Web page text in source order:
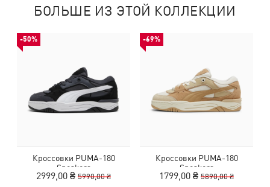
БОЛЬШЕ ИЗ ЭТОЙ КОЛЛЕКЦИИ
-50%
Кроссовки PUMA-180
Sneakers
2999,00 ₴ 5990,00 ₴
-69%
Кроссовки PUMA-180
Sneakers
1799,00 ₴ 5890,00 ₴